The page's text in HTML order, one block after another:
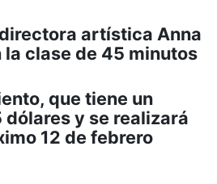
artística Anna
la clase de 45 minutos
que tiene un
dólares y se realizará
12 de febrero